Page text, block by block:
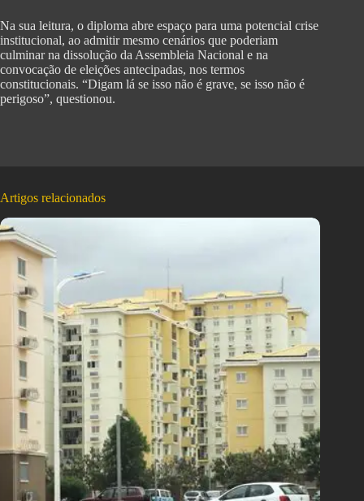
Na sua leitura, o diploma abre espaço para uma potencial crise
institucional, ao admitir mesmo cenários que poderiam
culminar na dissolução da Assembleia Nacional e na
convocação de eleições antecipadas, nos termos
constitucionais. “Digam lá se isso não é grave, se isso não é
perigoso”, questionou.
Artigos relacionados